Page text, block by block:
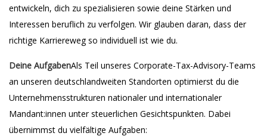
entwickeln, dich zu spezialisieren sowie deine Stärken und
Interessen beruflich zu verfolgen. Wir glauben daran, dass der
richtige Karriereweg so individuell ist wie du.
Deine AufgabenAls Teil unseres Corporate-Tax-Advisory-Teams
an unseren deutschlandweiten Standorten optimierst du die
Unternehmensstrukturen nationaler und internationaler
Mandant:innen unter steuerlichen Gesichtspunkten. Dabei
übernimmst du vielfältige Aufgaben: